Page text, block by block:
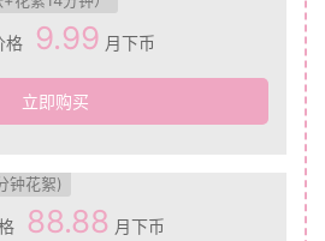
格 9.99 月下币
立即购买
钟花絮)
88.88 月下币